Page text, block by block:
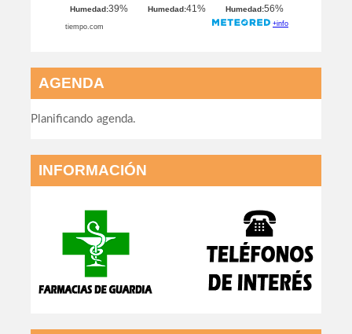
AGENDA
Planificando agenda.
INFORMACIÓN